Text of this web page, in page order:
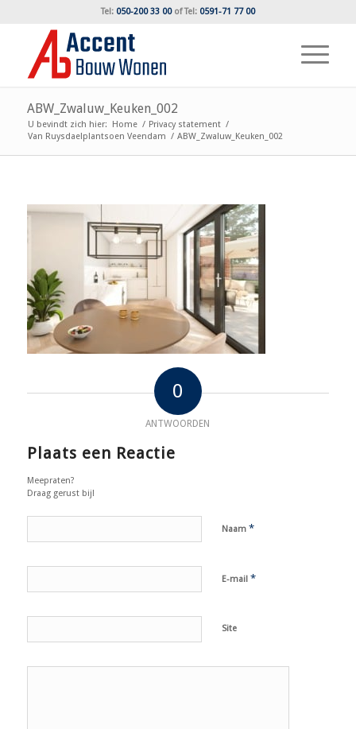
Tel: 050-200 33 00ofTel: 0591-71 77 00
ABW_Zwaluw_Keuken_002
U bevindt zich hier: Home / Privacy statement /
Van Ruysdaelplantsoen Veendam / ABW_Zwaluw_Keuken_002
0
ANTWOORDEN
Plaats een Reactie
Meepraten?
Draag gerust bij!
Naam *
E-mail *
Site